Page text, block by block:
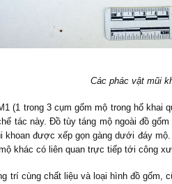
Các phác vật mũi
(1 trong 3 cụm gốm mộ trong hố khai
tác này. Đồ tùy táng mộ ngoài đồ
khoan được xếp gọn gàng dưới đáy
khác có liên quan trực tiếp tới công
trí cùng chất liệu và loại hình đồ gốm,